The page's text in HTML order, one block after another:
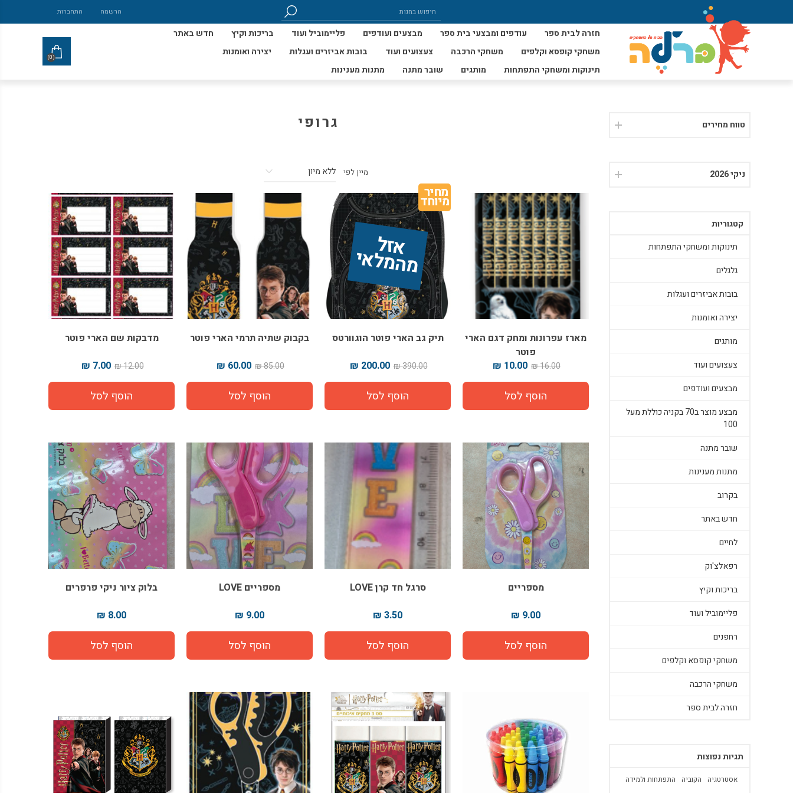
הרשמה התחברות
חזרה לבית ספר עודפים ומבצעי בית ספר מבצעים ועודפים פליימוביל ועוד בריכות וקיץ
חדש באתר
משחקי קופסא וקלפים
משחקי הרכבה צעצועים ועוד בובות אביזרים ועגלות
יצירה ואומנות
תינוקות ומשחקי התפתחות
מותגים שובר מתנה מתנות מענינות
(0)
גרופי
מיין לפי
מארז עפרונות ומחק דגם הארי
פוטר
16.00 ₪
10.00 ₪
מחיר
מיוחד
אז
ל
מ
ה
מ
ל
אי
תיק גב הארי פוטר הוגוורטס
390.00 ₪
200.00 ₪
בקבוק שתיה תרמי הארי פוטר
85.00 ₪
60.00 ₪
מדבקות שם הארי פוטר
12.00 ₪
7.00 ₪
מספריים
9.00 ₪
סרגל חד קרן LOVE
3.50 ₪
מספריים LOVE
9.00 ₪
בלוק ציור ניקי פרפרים
8.00 ₪
טווח מחירים
ניקי 2026
קטגוריות
תינוקות ומשחקי התפתחות
גלגלים
בובות אביזרים ועגלות
יצירה ואומנות
מותגים
צעצועים ועוד
מבצעים ועודפים
מבצע מוצר ב70 בקניה כוללת מעל
100
שובר מתנה
מתנות מענינות
בקרוב
חדש באתר
לחיים
רפאלצ'וק
בריכות וקיץ
פליימוביל ועוד
רחפנים
משחקי קופסא וקלפים
משחקי הרכבה
חזרה לבית ספר
תגיות נפוצות
אסטרטגיה הקוביה
התפתחות ולמידה